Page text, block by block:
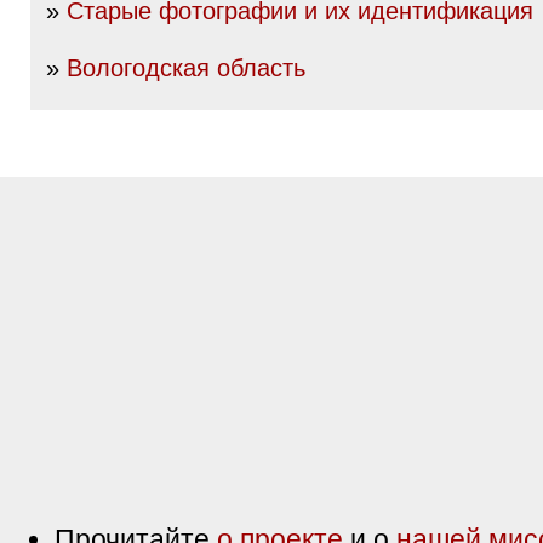
» Старые фотографии и их идентификация
» Вологодская область